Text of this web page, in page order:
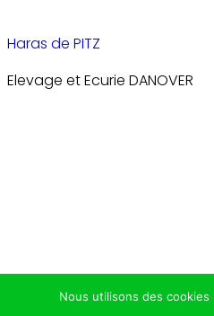
Haras de PITZ
Elevage et Ecurie DANOVER
Nous utilisons des